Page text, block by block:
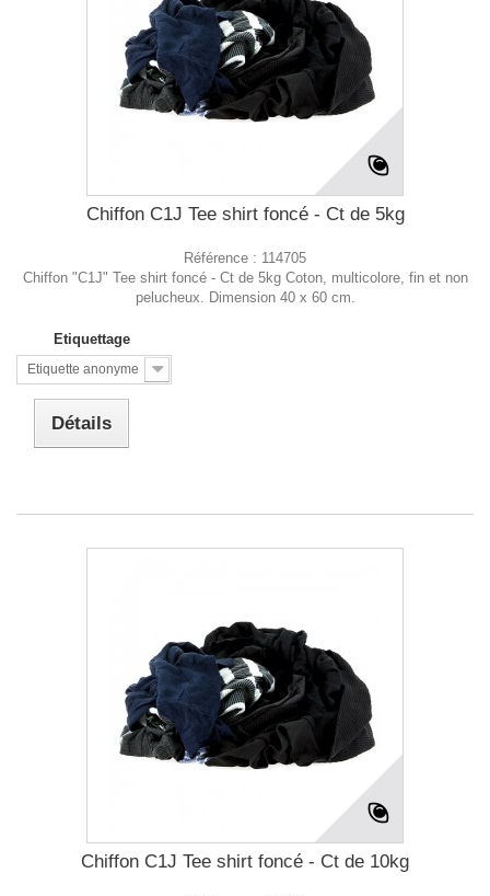
Chiffon C1J Tee shirt foncé - Ct de 5kg
Référence : 114705
Chiffon "C1J" Tee shirt foncé - Ct de 5kg Coton, multicolore, fin et non
pelucheux. Dimension 40 x 60 cm.
Etiquettage
Etiquette anonyme
Détails
Chiffon C1J Tee shirt foncé - Ct de 10kg